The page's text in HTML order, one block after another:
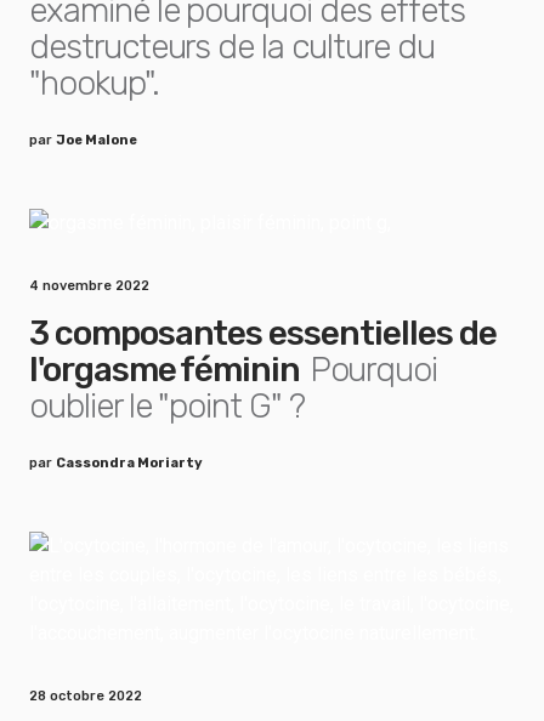
examiné le pourquoi des effets
destructeurs de la culture du
"hookup".
par Joe Malone
4 novembre 2022
3 composantes essentielles de
l'orgasme féminin Pourquoi
oublier le "point G" ?
par Cassondra Moriarty
28 octobre 2022